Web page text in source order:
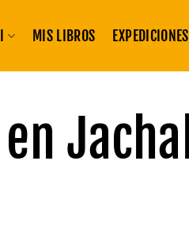
MIS LIBROS EXPEDICIONES
Jachal